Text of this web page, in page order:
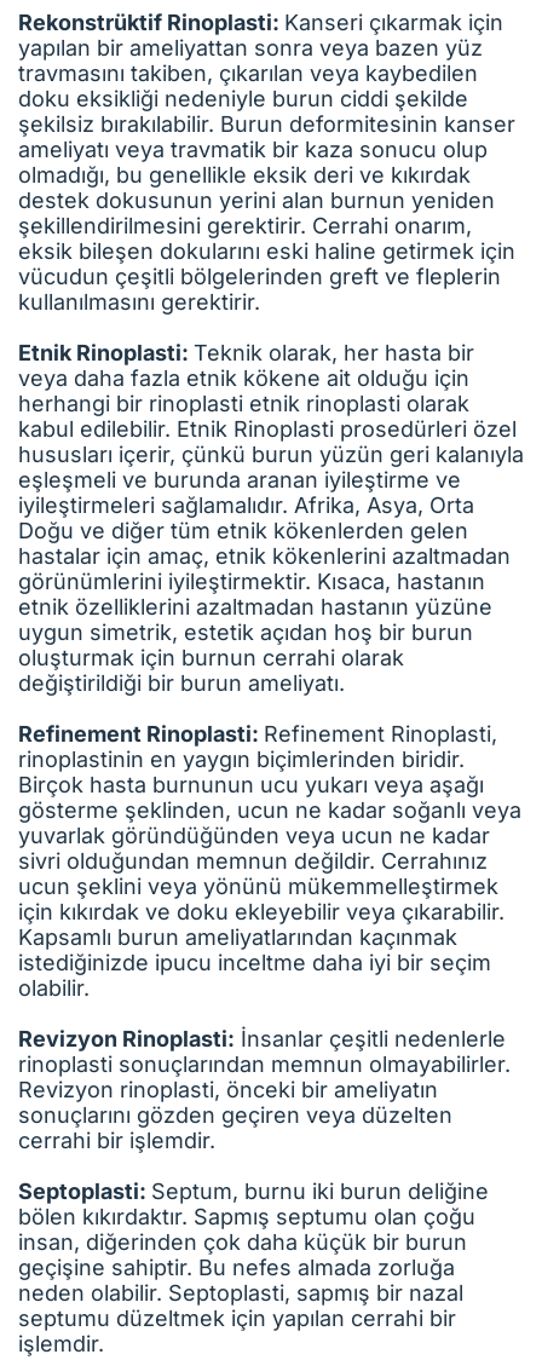
Rekonstrüktif Rinoplasti: Kanseri çıkarmak için
yapılan bir ameliyattan sonra veya bazen yüz
travmasını takiben, çıkarılan veya kaybedilen
doku eksikliği nedeniyle burun ciddi şekilde
şekilsiz bırakılabilir. Burun deformitesinin kanser
ameliyatı veya travmatik bir kaza sonucu olup
olmadığı, bu genellikle eksik deri ve kıkırdak
destek dokusunun yerini alan burnun yeniden
şekillendirilmesini gerektirir. Cerrahi onarım,
eksik bileşen dokularını eski haline getirmek için
vücudun çeşitli bölgelerinden greft ve fleplerin
kullanılmasını gerektirir.
Etnik Rinoplasti: Teknik olarak, her hasta bir
veya daha fazla etnik kökene ait olduğu için
herhangi bir rinoplasti etnik rinoplasti olarak
kabul edilebilir. Etnik Rinoplasti prosedürleri özel
hususları içerir, çünkü burun yüzün geri kalanıyla
eşleşmeli ve burunda aranan iyileştirme ve
iyileştirmeleri sağlamalıdır. Afrika, Asya, Orta
Doğu ve diğer tüm etnik kökenlerden gelen
hastalar için amaç, etnik kökenlerini azaltmadan
görünümlerini iyileştirmektir. Kısaca, hastanın
etnik özelliklerini azaltmadan hastanın yüzüne
uygun simetrik, estetik açıdan hoş bir burun
oluşturmak için burnun cerrahi olarak
değiştirildiği bir burun ameliyatı.
Refinement Rinoplasti: Refinement Rinoplasti,
rinoplastinin en yaygın biçimlerinden biridir.
Birçok hasta burnunun ucu yukarı veya aşağı
gösterme şeklinden, ucun ne kadar soğanlı veya
yuvarlak göründüğünden veya ucun ne kadar
sivri olduğundan memnun değildir. Cerrahınız
ucun şeklini veya yönünü mükemmelleştirmek
için kıkırdak ve doku ekleyebilir veya çıkarabilir.
Kapsamlı burun ameliyatlarından kaçınmak
istediğinizde ipucu inceltme daha iyi bir seçim
olabilir.
Revizyon Rinoplasti: İnsanlar çeşitli nedenlerle
rinoplasti sonuçlarından memnun olmayabilirler.
Revizyon rinoplasti, önceki bir ameliyatın
sonuçlarını gözden geçiren veya düzelten
cerrahi bir işlemdir.
Septoplasti: Septum, burnu iki burun deliğine
bölen kıkırdaktır. Sapmış septumu olan çoğu
insan, diğerinden çok daha küçük bir burun
geçişine sahiptir. Bu nefes almada zorluğa
neden olabilir. Septoplasti, sapmış bir nazal
septumu düzeltmek için yapılan cerrahi bir
işlemdir.